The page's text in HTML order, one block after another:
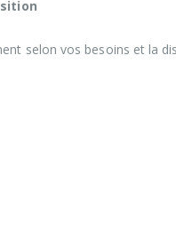
selon vos besoins et la